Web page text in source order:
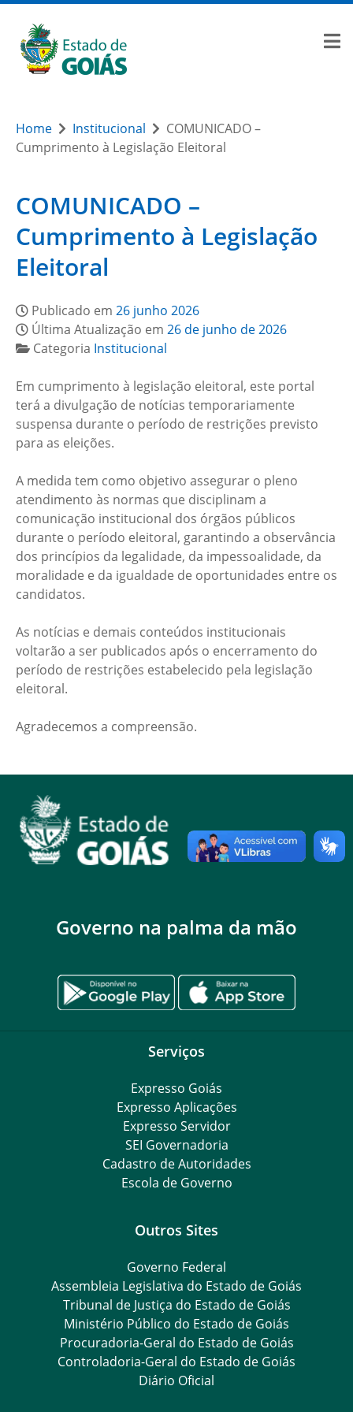
Home Institucional
COMUNICADO –
Cumprimento à Legislação Eleitoral
COMUNICADO –
Cumprimento à Legislação
Eleitoral
Publicado em 26 junho 2026
Última Atualização em 26 de junho de 2026
Categoria Institucional
Em cumprimento à legislação eleitoral, este portal
terá a divulgação de notícias temporariamente
suspensa durante o período de restrições previsto
para as eleições.
A medida tem como objetivo assegurar o pleno
atendimento às normas que disciplinam a
comunicação institucional dos órgãos públicos
durante o período eleitoral, garantindo a observância
dos princípios da legalidade, da impessoalidade, da
moralidade e da igualdade de oportunidades entre os
candidatos.
As notícias e demais conteúdos institucionais
voltarão a ser publicados após o encerramento do
período de restrições estabelecido pela legislação
eleitoral.
Agradecemos a compreensão.
Governo na palma da mão
Serviços
Expresso Goiás
Expresso Aplicações
Expresso Servidor
SEI Governadoria
Cadastro de Autoridades
Escola de Governo
Outros Sites
Governo Federal
Assembleia Legislativa do Estado de Goiás
Tribunal de Justiça do Estado de Goiás
Ministério Público do Estado de Goiás
Procuradoria-Geral do Estado de Goiás
Controladoria-Geral do Estado de Goiás
Diário Oficial